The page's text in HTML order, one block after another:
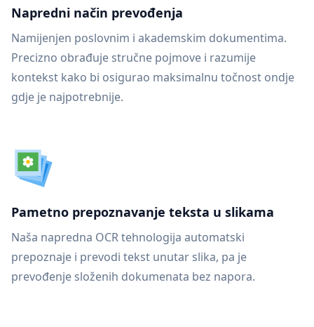
Napredni način prevođenja
Namijenjen poslovnim i akademskim dokumentima.
Precizno obrađuje stručne pojmove i razumije
kontekst kako bi osigurao maksimalnu točnost ondje
gdje je najpotrebnije.
Pametno prepoznavanje teksta u slikama
Naša napredna OCR tehnologija automatski
prepoznaje i prevodi tekst unutar slika, pa je
prevođenje složenih dokumenata bez napora.